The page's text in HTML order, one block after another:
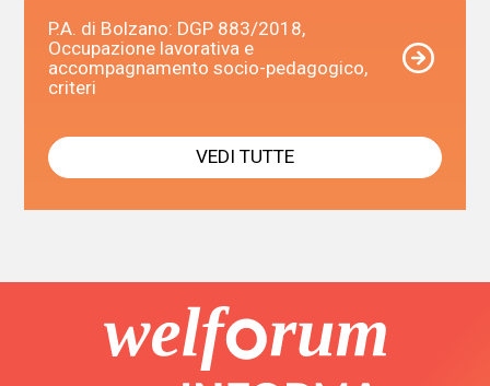
P.A. di Bolzano: DGP 883/2018,
Occupazione lavorativa e
accompagnamento socio-pedagogico,
criteri
VEDI TUTTE